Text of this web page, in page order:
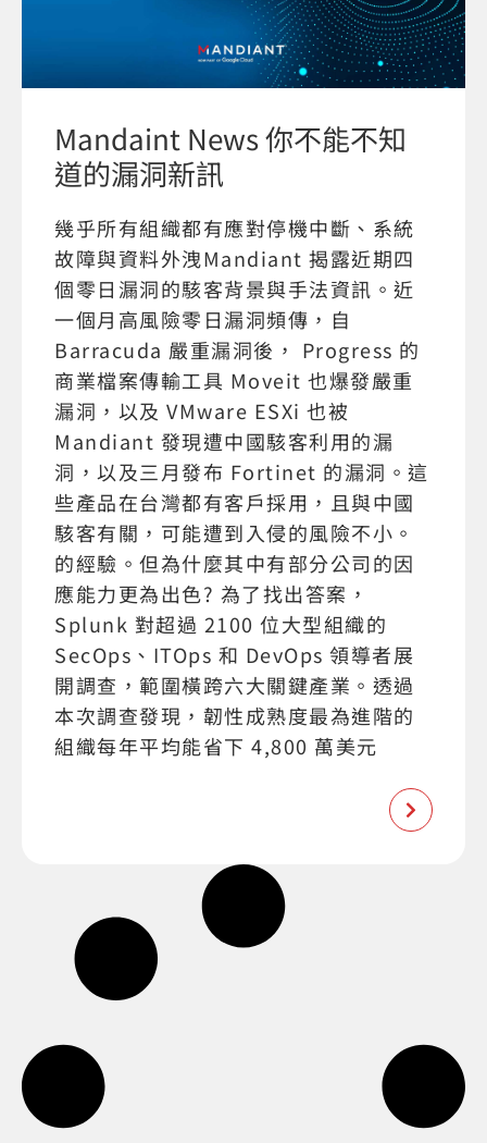
Mandaint News 你不能不知
道的漏洞新訊
幾乎所有組織都有應對停機中斷、系統
故障與資料外洩Mandiant 揭露近期四
個零日漏洞的駭客背景與手法資訊。近
一個月高風險零日漏洞頻傳，自
Barracuda 嚴重漏洞後， Progress 的
商業檔案傳輸工具 Moveit 也爆發嚴重
漏洞，以及 VMware ESXi 也被
Mandiant 發現遭中國駭客利用的漏
洞，以及三月發布 Fortinet 的漏洞。這
些產品在台灣都有客戶採用，且與中國
駭客有關，可能遭到入侵的風險不小。
的經驗。但為什麼其中有部分公司的因
應能力更為出色? 為了找出答案，
Splunk 對超過 2100 位大型組織的
SecOps、ITOps 和 DevOps 領導者展
開調查，範圍橫跨六大關鍵產業。透過
本次調查發現，韌性成熟度最為進階的
組織每年平均能省下 4,800 萬美元